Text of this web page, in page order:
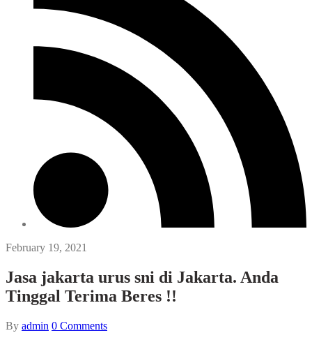
February 19, 2021
Jasa jakarta urus sni di Jakarta. Anda
Tinggal Terima Beres !!
By admin 0 Comments